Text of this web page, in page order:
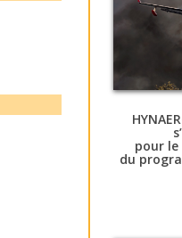
pour
du